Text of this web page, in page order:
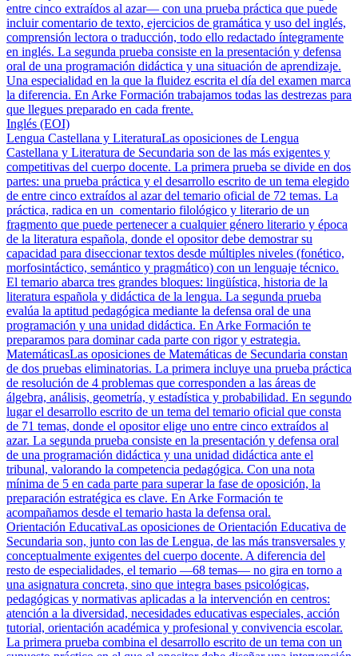
entre cinco extraídos al azar— con una prueba práctica que puede
incluir comentario de texto, ejercicios de gramática y uso del inglés,
comprensión lectora o traducción, todo ello redactado íntegramente
en inglés. La segunda prueba consiste en la presentación y defensa
oral de una programación didáctica y una situación de aprendizaje.
Una especialidad en la que la fluidez escrita el día del examen marca
la diferencia. En Arke Formación trabajamos todas las destrezas para
que llegues preparado en cada frente.
Inglés (EOI)
Lengua Castellana y LiteraturaLas oposiciones de Lengua
Castellana y Literatura de Secundaria son de las más exigentes y
competitivas del cuerpo docente. La primera prueba se divide en dos
partes: una prueba práctica y el desarrollo escrito de un tema elegido
de entre cinco extraídos al azar del temario oficial de 72 temas. La
práctica, radica en un comentario filológico y literario de un
fragmento que puede pertenecer a cualquier género literario y época
de la literatura española, donde el opositor debe demostrar su
capacidad para diseccionar textos desde múltiples niveles (fonético,
morfosintáctico, semántico y pragmático) con un lenguaje técnico.
El temario abarca tres grandes bloques: lingüística, historia de la
literatura española y didáctica de la lengua. La segunda prueba
evalúa la aptitud pedagógica mediante la defensa oral de una
programación y una unidad didáctica. En Arke Formación te
preparamos para dominar cada parte con rigor y estrategia.
MatemáticasLas oposiciones de Matemáticas de Secundaria constan
de dos pruebas eliminatorias. La primera incluye una prueba práctica
de resolución de 4 problemas que corresponden a las áreas de
álgebra, análisis, geometría, y estadística y probabilidad. En segundo
lugar el desarrollo escrito de un tema del temario oficial que consta
de 71 temas, donde el opositor elige uno entre cinco extraídos al
azar. La segunda prueba consiste en la presentación y defensa oral
de una programación didáctica y una unidad didáctica ante el
tribunal, valorando la competencia pedagógica. Con una nota
mínima de 5 en cada parte para superar la fase de oposición, la
preparación estratégica es clave. En Arke Formación te
acompañamos desde el temario hasta la defensa oral.
Orientación EducativaLas oposiciones de Orientación Educativa de
Secundaria son, junto con las de Lengua, de las más transversales y
conceptualmente exigentes del cuerpo docente. A diferencia del
resto de especialidades, el temario —68 temas— no gira en torno a
una asignatura concreta, sino que integra bases psicológicas,
pedagógicas y normativas aplicadas a la intervención en centros:
atención a la diversidad, necesidades educativas especiales, acción
tutorial, orientación académica y profesional y convivencia escolar.
La primera prueba combina el desarrollo escrito de un tema con un